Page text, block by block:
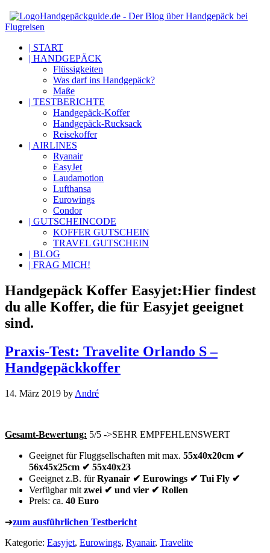
Handgepäckguide.de - Der Blog über Handgepäck bei
Flugreisen
| START
| HANDGEPÄCK
Flüssigkeiten
Was darf ins Handgepäck?
Maße
| TESTBERICHTE
Handgepäck-Koffer
Handgepäck-Rucksack
Reisekoffer
| AIRLINES
Ryanair
EasyJet
Laudamotion
Lufthansa
Eurowings
Condor
| GUTSCHEINCODE
KOFFER GUTSCHEIN
TRAVEL GUTSCHEIN
| BLOG
| FRAG MICH!
Handgepäck Koffer Easyjet:Hier findest
du alle Koffer, die für Easyjet geeignet
sind.
Praxis-Test: Travelite Orlando S –
Handgepäckkoffer
14. März 2019 by André
Gesamt-Bewertung: 5/5 ->SEHR EMPFEHLENSWERT
Geeignet für Fluggsellschaften mit max. 55x40x20cm ✔
56x45x25cm ✔ 55x40x23
Geeignet z.B. fürRyanair ✔ Eurowings ✔ Tui Fly ✔
Verfügbar mit zwei ✔ und vier ✔ Rollen
Preis: ca. 40 Euro
➔zum ausführlichen Testbericht
Kategorie: Easyjet, Eurowings, Ryanair, Travelite